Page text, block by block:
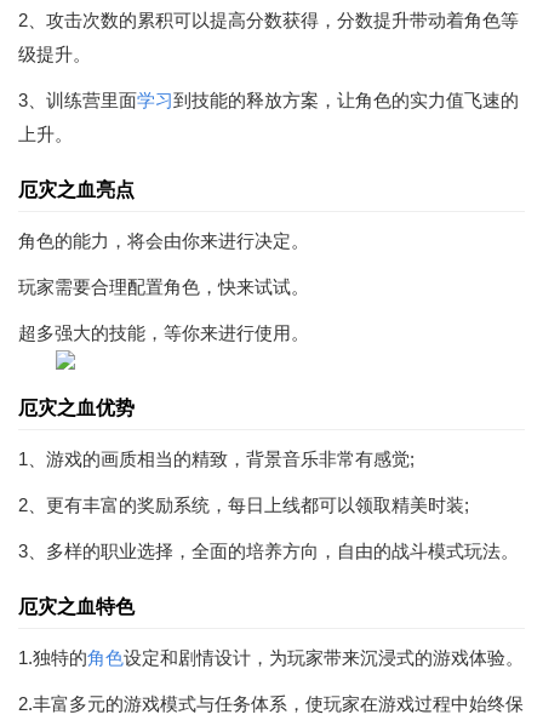
2、攻击次数的累积可以提高分数获得，分数提升带动着角色等
级提升。
3、训练营里面学习到技能的释放方案，让角色的实力值飞速的
上升。
厄灾之血亮点
角色的能力，将会由你来进行决定。
玩家需要合理配置角色，快来试试。
超多强大的技能，等你来进行使用。
厄灾之血优势
1、游戏的画质相当的精致，背景音乐非常有感觉;
2、更有丰富的奖励系统，每日上线都可以领取精美时装;
3、多样的职业选择，全面的培养方向，自由的战斗模式玩法。
厄灾之血特色
1.独特的角色设定和剧情设计，为玩家带来沉浸式的游戏体验。
2.丰富多元的游戏模式与任务体系，使玩家在游戏过程中始终保